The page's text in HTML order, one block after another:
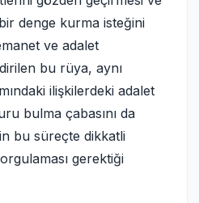
denge kurma isteğini
ve adalet
bu rüya, aynı
ilişkilerdeki adalet
bulma çabasını da
bu süreçte dikkatli
gerektiği